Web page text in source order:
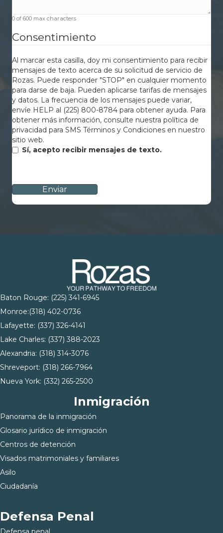
0 of 600 max characters
Consentimiento
Al marcar esta casilla, doy mi consentimiento para recibir
mensajes de texto acerca de su solicitud de servicio de
Rozas. Puede responder "STOP" en cualquier momento
para darse de baja. Pueden aplicarse tarifas de mensajes
y datos. La frecuencia de los mensajes puede variar,
envíe HELP al (225) 800-8784 para obtener ayuda. Para
obtener más información, consulte nuestra política de
privacidad para SMS Términos y Condiciones en nuestro
sitio web.
Sí, acepto recibir mensajes de texto.
Baton Rouge: (225) 341-6945
Monroe:(318) 402-0736
Lafayette: (337) 326-4141
Lake Charles: (337) 388-2023
Alexandria: (318) 314-3076
Shreveport: (318) 266-7964
Nueva York: (332) 265-2500
Inmigración
Panorama de la inmigración
Glosario jurídico de inmigración
Centros de detención
Visados matrimoniales y familiares
Asilo
Ciudadanía
Defensa Penal